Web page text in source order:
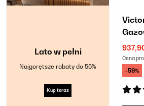
Lato w pełni
Najgorętsze rabaty do 55%
Kup teraz
Cena
-59%